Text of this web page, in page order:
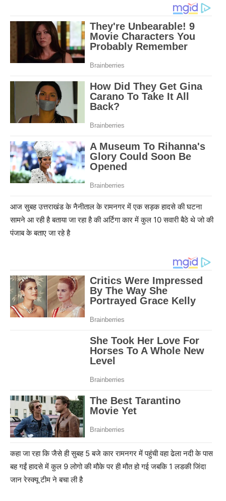
आज सुबह उत्तराखंड के नैनीताल के रामनगर में एक सड़क हादसे की घटना
सामने आ रही है बताया जा रहा है की अर्टिगा कार में कुल 10 सवारी बैठे थे जो की
पंजाब के बताए जा रहे है
कहा जा रहा कि जैसे ही सुबह 5 बजे कार रामनगर में पहुंची वहा ढेला नदी के पास
बह गईं हादसे में कुल 9 लोगो की मौके पर ही मौत हो गई जबकि 1 लडकी जिंदा
जान रेस्क्यू टीम ने बचा ली है